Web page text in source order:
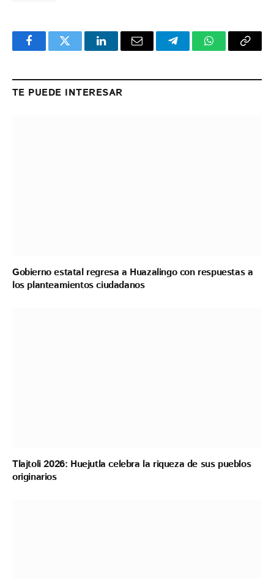
FacebookTwitter LinkedInEmail TelegramWhatsApp
Copy
TE PUEDE INTERESAR
Gobierno estatal regresa a Huazalingo con respuestas a
los planteamientos ciudadanos
Tlajtoli 2026: Huejutla celebra la riqueza de sus pueblos
originarios